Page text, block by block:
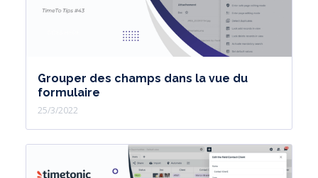
Grouper des champs dans la vue du
formulaire
25/3/2022